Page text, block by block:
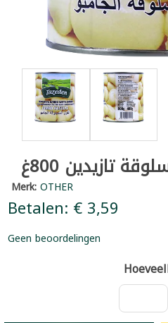
تازيدين 800غ
Merk:OTHER
Betalen: € 3,59
Geen beoordelingen